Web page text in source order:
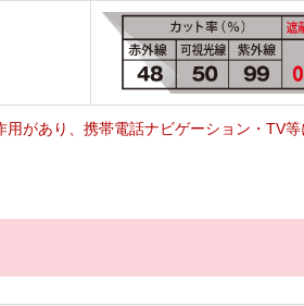
があり、携帯電話ナビゲーション・TV等